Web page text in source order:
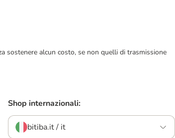
sostenere alcun costo, se non quelli di trasmissione
Shop internazionali:
bitiba.it / it